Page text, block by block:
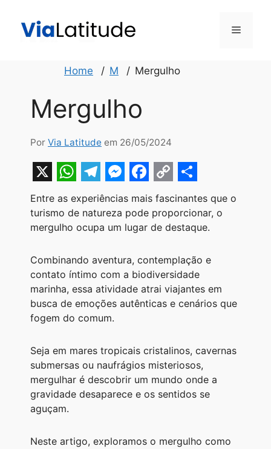
Menu
Home M Mergulho
Mergulho
Por Via Latitude em 26/05/2024
X W
h
a
s
A
p
p
T
e
l
g
r
a
m
M
e
s
e
n
g
e
r
F
a
c
b
o
o
C
o
p
L
i
n
S
h
a
e
Entre as experiências mais fascinantes que o
turismo de natureza pode proporcionar, o
mergulho ocupa um lugar de destaque.
Combinando aventura, contemplação e
contato íntimo com a biodiversidade
marinha, essa atividade atrai viajantes em
busca de emoções autênticas e cenários que
fogem do comum.
Seja em mares tropicais cristalinos, cavernas
submersas ou naufrágios misteriosos,
mergulhar é descobrir um mundo onde a
gravidade desaparece e os sentidos se
aguçam.
Neste artigo, exploramos o mergulho como